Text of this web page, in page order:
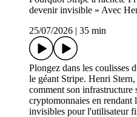
devenir invisible » Avec
25/07/2026 | 35 min
Plongez dans les coulisses
le géant Stripe. Henri
comment son
cryptomonnaies en rendant
invisibles pour l'utilisateur